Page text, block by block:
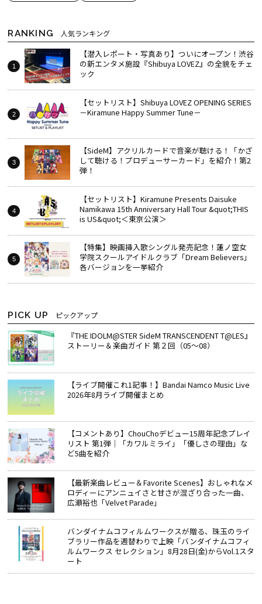
RANKING 人気ランキング
【潜入レポート・写真あり】ついにオープン！渋谷
の新エンタメ施設『Shibuya LOVEZ』の全貌をチェ
ック
【セットリスト】Shibuya LOVEZ OPENING SERIES
－Kiramune Happy Summer Tune－
【SideM】アクリルカードで音楽が聴ける！「かざ
して聴ける！プロデューサーカード」を紹介！第2
弾！
【セットリスト】Kiramune Presents Daisuke
Namikawa 15th Anniversary Hall Tour &quot;THIS
is US&quot;＜東京公演＞
【特集】映画挿入歌シングル発売記念！蓮ノ空女
学院スクールアイドルクラブ「Dream Believers」
各バージョンを一挙紹介
PICK UP ピックアップ
『THE IDOLM@STER SideM TRANSCENDENT T@LES』
ストーリー＆楽曲ガイド 第２回（05～08）
【ライブ開催これ1記事！】Bandai Namco Music Live
2026年8月ライブ開催まとめ
【コメントあり】ChouChoデビュー15周年記念プレイ
リスト 第1弾｜「カワルミライ」「優しさの理由」な
ど5曲を紹介
【最新楽曲レビュー＆Favorite Scenes】おしゃれなメ
ロディーにアンニュイさと甘さが混ざり合った一曲、
広瀬裕也「Velvet Parade」
バンダイナムコフィルムワークスが贈る、珠玉のライ
ブラリー作品を週替わりで上映「バンダイナムコフィ
ルムワークス セレクション」8月28日(金)からVol.1スタ
ート